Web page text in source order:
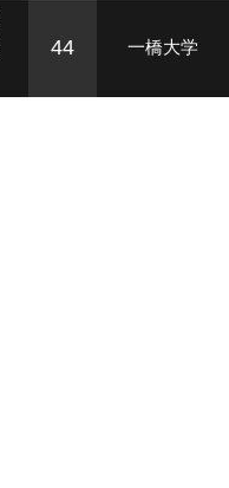
44 一橋大学